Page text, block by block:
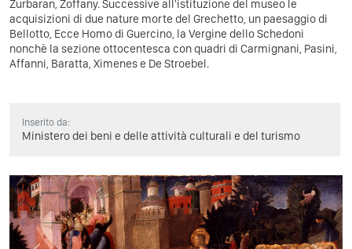
Zurbaran, Zoffany. Successive all'istituzione del museo le
acquisizioni di due nature morte del Grechetto, un paesaggio di
Bellotto, Ecce Homo di Guercino, la Vergine dello Schedoni
nonchè la sezione ottocentesca con quadri di Carmignani, Pasini,
Affanni, Baratta, Ximenes e De Stroebel.
Inserito da:
Ministero dei beni e delle attività culturali e del turismo